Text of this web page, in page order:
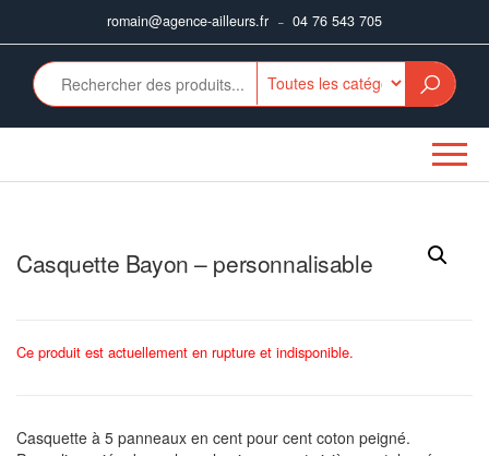
romain@agence-ailleurs.fr – 04 76 543 705
Casquette Bayon – personnalisable
Ce produit est actuellement en rupture et indisponible.
Casquette à 5 panneaux en cent pour cent coton peigné.